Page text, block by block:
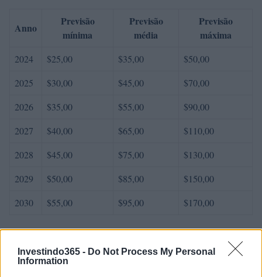
Investindo365 - Do Not Process My Personal
Information
Anno
Previsão
mínima
Previsão
média
Previsão
máxima
2024 $25,00 $35,00
$50,00
2025
$30,00 $45,00
$70,00
2026
$35,00 $55,00
$90,00
2027
$40,00 $65,00
$110,00
2028
$45,00 $75,00
$130,00
2029
$50,00 $85,00
$150,00
2030
$55,00 $95,00 $170,00
AUTOR
Giorgia Stromeo